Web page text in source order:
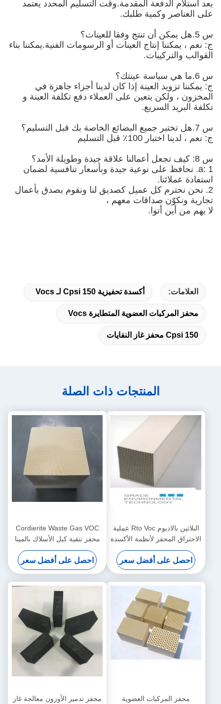
بعد استلام الدفعة المقدمة.وقت التسليم المحدد يعتمد
على العناصر وكمية طلبك.
س 5.هل يمكن أن تنتج وفقا للعينات؟
ج: نعم ، يمكننا إنتاج العينات أو الرسومات الفنية.يمكننا بناء
القوالب والتركيبات.
س 6.ما هي سياسة عينتك؟
ج: يمكننا تزويد العينة إذا كان لدينا أجزاء جاهزة في
المخزون ، ولكن يتعين على العملاء دفع تكلفة العينة و
تكلفة البريد السريع.
س 7.هل تختبر جميع البضائع الخاصة بك قبل التسليم؟
ج: نعم ، لدينا اختبار 100٪ قبل التسليم
س 8: كيف تجعل أعمالنا علاقة جيدة وطويلة الأمد؟
a: 1. نحافظ على نوعية جيدة وبأسعار تنافسية لضمان
استفادة عملائنا.
2. نحن نحترم كل عميل كصديق لنا ونقوم بصدق بأعمال
تجارية ونكوّن صداقات معهم ،
لا يهم من أين أتوا.
العلامات: أكسدة تحفيزية 150 Cpsi لـ Vocs
محفز المركبات العضوية المتطايرة Vocs
150 Cpsi محفز غاز النفايات
المنتجات ذات الصلة
البلاتين بالاديوم Rto Voc عملية
الاحتراق المحفز لأنظمة الأكسدة
التحفيزية
احصل على أفضل سعر
Cordierite Waste Gas VOC
محفز تنقية كبل الأسلاك بالمينا
صناعة ماكينات الأسلاك
احصل على أفضل سعر
محفز المركبات العضوية
محفز تدمير الأوزون معالجة غاز